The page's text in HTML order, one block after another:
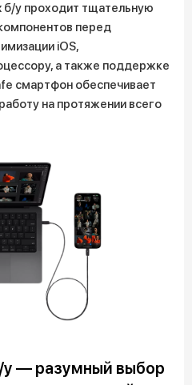
б/у проходит тщательную
перед
iOS,
а также поддержке
смартфон обеспечивает
на протяжении всего
у — разумный выбор